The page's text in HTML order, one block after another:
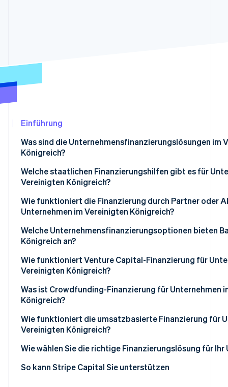
Erfahren Sie, wie Stripe Lösungen für die
Einführung
Was sind die Unternehmensfinanzierungslösungen im
Königreich?
Welche staatlichen Finanzierungshilfen gibt es für
Vereinigten Königreich?
Wie funktioniert die Finanzierung durch Partner oder
Unternehmen im Vereinigten Königreich?
Welche Unternehmensfinanzierungsoptionen bieten
Königreich an?
Wie funktioniert Venture Capital-Finanzierung für
Vereinigten Königreich?
Was ist Crowdfunding-Finanzierung für Unternehmen
Königreich?
Wie funktioniert die umsatzbasierte Finanzierung für
Vereinigten Königreich?
Wie wählen Sie die richtige Finanzierungslösung für Ihr
So kann Stripe Capital Sie unterstützen